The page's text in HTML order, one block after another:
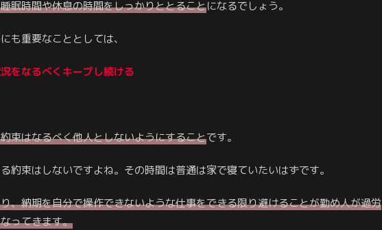
眠時間や休息の時間をしっかりととることになるでしょう。
も重要なこととしては、
をなるべくキープし続ける
束はなるべく他人としないようにすることです。
約束はしないですよね。その時間は普通は家で寝ていたいはずです。
、納期を自分で操作できないような仕事をできる限り避けることが勤め人が過労
ってきます。